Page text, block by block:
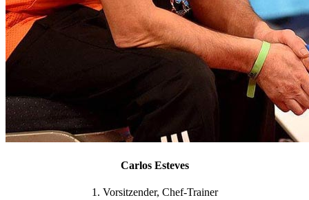
Carlos Esteves
1. Vorsitzender, Chef-Trainer